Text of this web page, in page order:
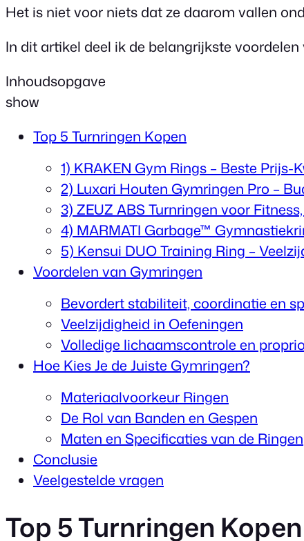
Het is niet voor niets dat ze daarom vallen
In dit artikel deel ik de belangrijkste
Inhoudsopgave
show
Top 5 Turnringen Kopen
1) KRAKEN Gym Rings – Beste
2) Luxari Houten Gymringen Pro –
3) ZEUZ ABS Turnringen voor
4) MARMATI Garbage™
5) Kensui DUO Training Ring –
Voordelen van Gymringen
Bevordert stabiliteit, coordinatie en
Veelzijdigheid in Oefeningen
Volledige lichaamscontrole en
Hoe Kies Je de Juiste Gymringen?
Materiaalvoorkeur Ringen
De Rol van Banden en Gespen
Maten en Specificaties van de Ringen
Conclusie
Veelgestelde vragen
Top 5 Turnringen Kopen